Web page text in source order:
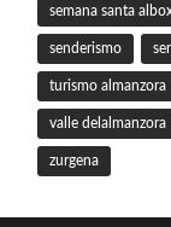
semana santa
senderismo
turismo almanzora
valle delalmanzora
zurgena